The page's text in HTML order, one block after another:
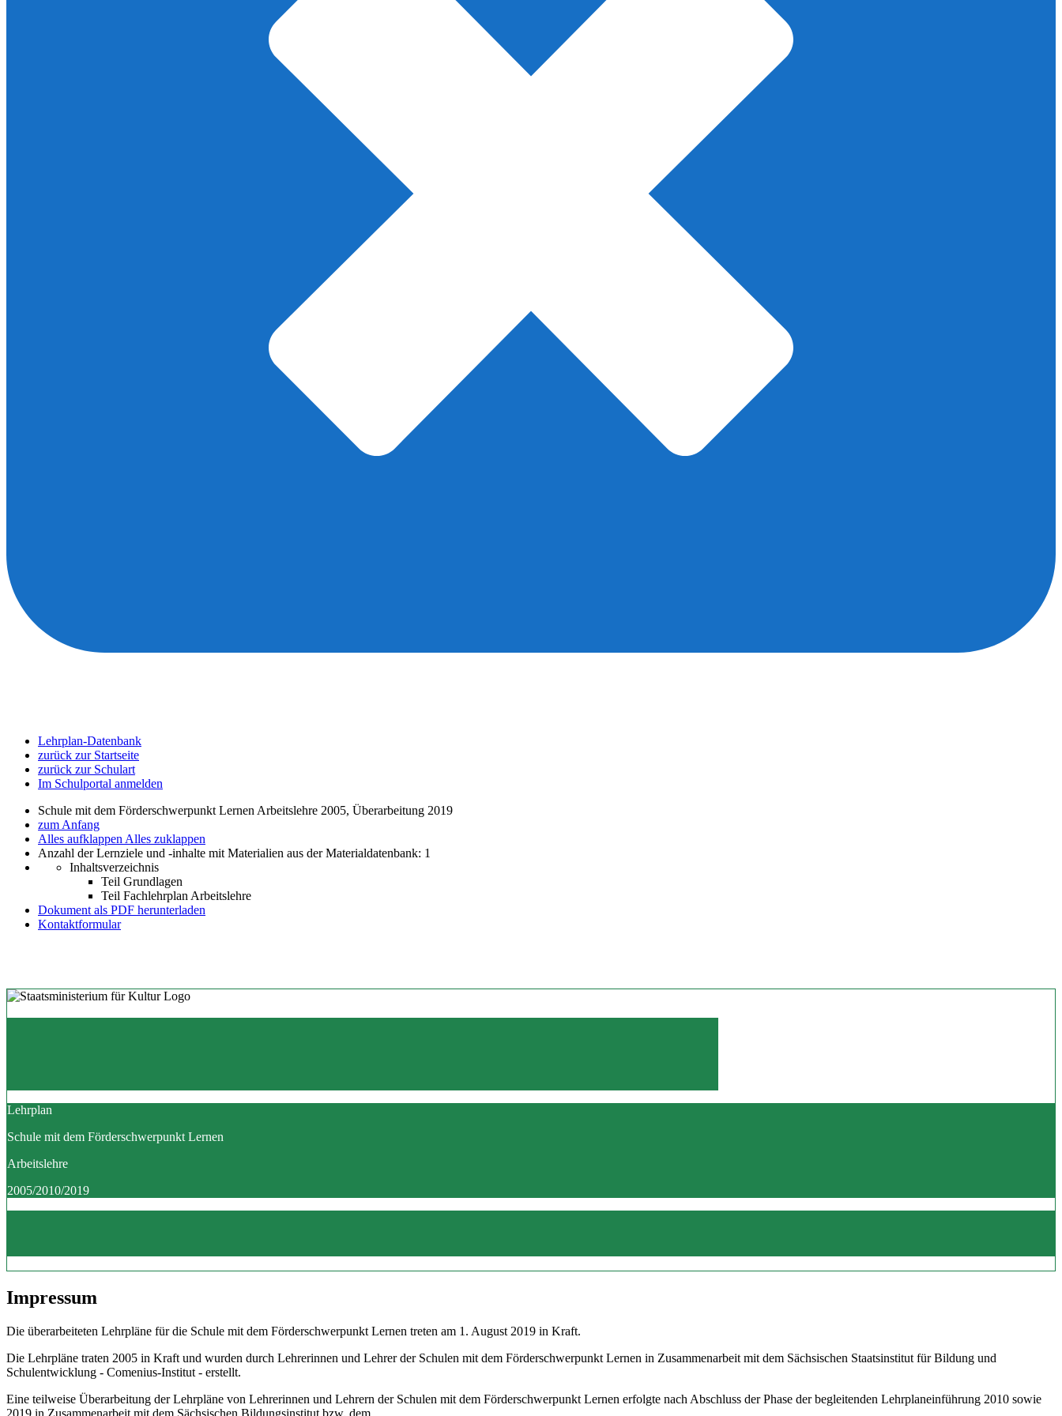
Lehrplan-Datenbank
zurück zur Startseite
zurück zur Schulart
Im Schulportal anmelden
Schule mit dem Förderschwerpunkt Lernen Arbeitslehre 2005, Überarbeitung 2019
zum Anfang
Alles aufklappen Alles zuklappen
Anzahl der Lernziele und -inhalte mit Materialien aus der Materialdatenbank: 1
Inhaltsverzeichnis
Teil Grundlagen
Teil Fachlehrplan Arbeitslehre
Dokument als PDF herunterladen
Kontaktformular
Lehrplan
Schule mit dem Förderschwerpunkt Lernen
Arbeitslehre
2005/2010/2019
Impressum
Die überarbeiteten Lehrpläne für die Schule mit dem Förderschwerpunkt Lernen treten am 1. August 2019 in Kraft.
Die Lehrpläne traten 2005 in Kraft und wurden durch Lehrerinnen und Lehrer der Schulen mit dem Förderschwerpunkt Lernen in Zusammenarbeit mit dem Sächsischen Staatsinstitut für Bildung und
Schulentwicklung - Comenius-Institut - erstellt.
Eine teilweise Überarbeitung der Lehrpläne von Lehrerinnen und Lehrern der Schulen mit dem Förderschwerpunkt Lernen erfolgte nach Abschluss der Phase der begleitenden Lehrplaneinführung 2010 sowie
2019 in Zusammenarbeit mit dem Sächsischen Bildungsinstitut bzw. dem